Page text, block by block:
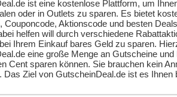
ist eine kostenlose Plattform, um
oder in Outlets zu sparen. Es bietet
Couponcode, Aktionscode und besten
helfen will durch verschiedene
Ihrem Einkauf bares Geld zu sparen.
eine große Menge an Gutscheine
Cent sparen können. Sie brauchen kein
Das Ziel von GutscheinDeal.de ist es Ihnen